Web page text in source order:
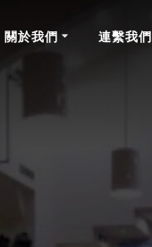
關於我們 連繫我們